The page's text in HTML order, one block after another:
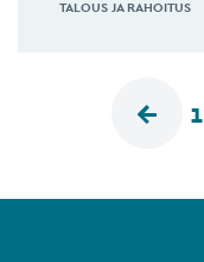
TALOUS JA RAHOITUS
1